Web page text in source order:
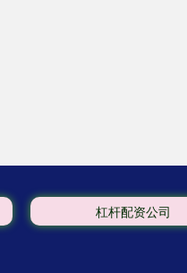
杠杆配资公司